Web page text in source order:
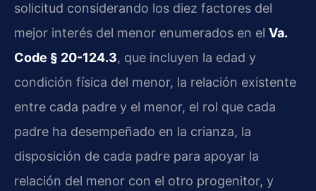
solicitud considerando los diez factores del
mejor interés del menor enumerados en el Va.
Code § 20-124.3, que incluyen la edad y
condición física del menor, la relación existente
entre cada padre y el menor, el rol que cada
padre ha desempeñado en la crianza, la
disposición de cada padre para apoyar la
relación del menor con el otro progenitor, y